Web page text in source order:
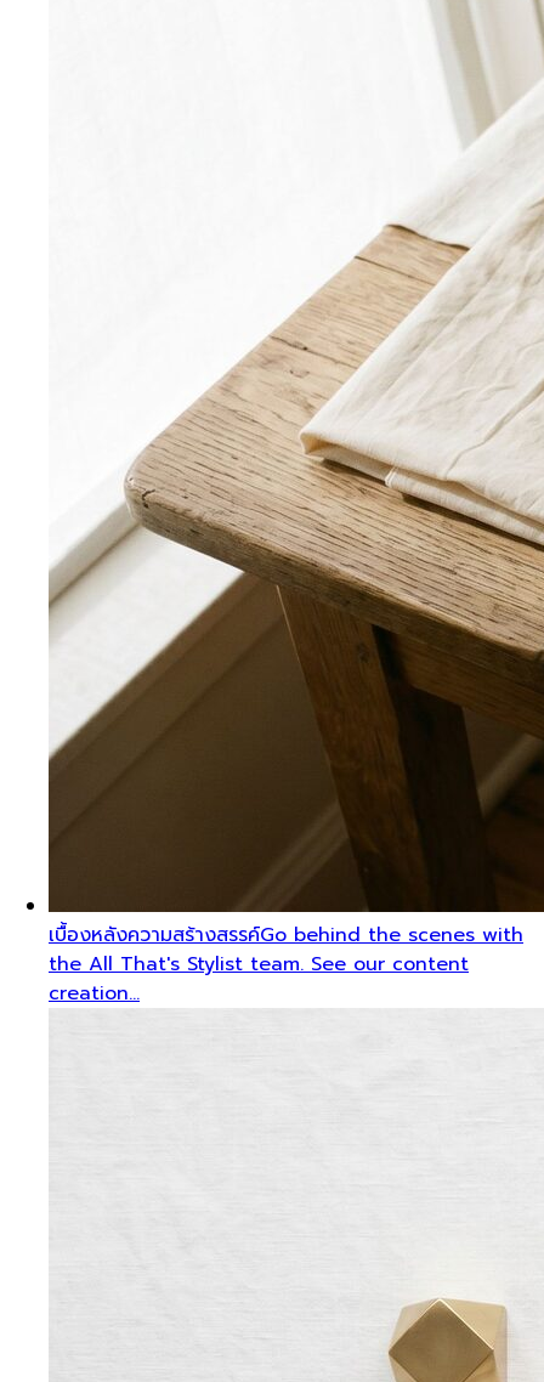
เบื้องหลังความสร้างสรรค์Go behind the scenes with
the All That's Stylist team. See our content
creation…